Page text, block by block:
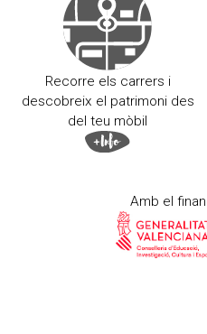
Recorre els carrers i
descobreix el patrimoni des
del teu mòbil
Amb el